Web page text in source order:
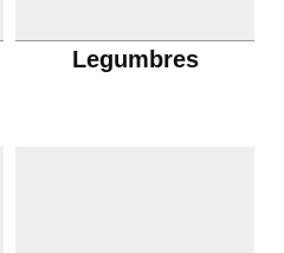
Legumbres